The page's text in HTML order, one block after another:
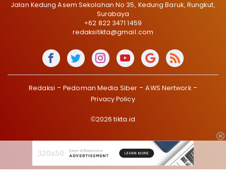
Jalan Kedung Asem Sekolahan No 35, Kedung Baruk, Rungkut,
Surabaya
+62 822 3471 1459
redaksitikta@gmail.com
Redaksi Pedoman Media Siber
AWS Nertwork
Privacy Policy
©2026 tikta.id